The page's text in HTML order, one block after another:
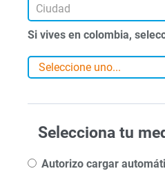
Si vives en colombia,
Selecciona tu
Autorizo cargar